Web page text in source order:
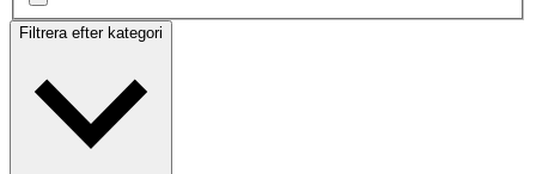
Filtrera efter kategori